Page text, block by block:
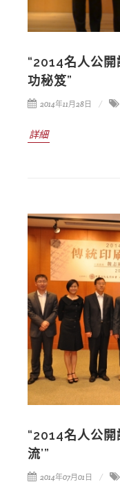
“2014名人公
功秘笈”
2014年11月28日
詳細
“2014名人公
流’”
2014年07月01日